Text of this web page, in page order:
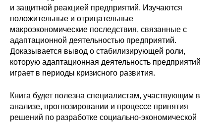
Информация для авторов
Общие требования
Стандарты оформления
О журнале
и защитной реакцией предприятий. Изучаются
положительные и отрицательные
макроэкономические последствия, связанные с
адаптационной деятельностью предприятий.
Доказывается вывод о стабилизирующей роли,
которую адаптационная деятельность предприятий
играет в периоды кризисного развития.
Книга будет полезна специалистам, участвующим в
анализе, прогнозировании и процессе принятия
решений по разработке социально-экономической